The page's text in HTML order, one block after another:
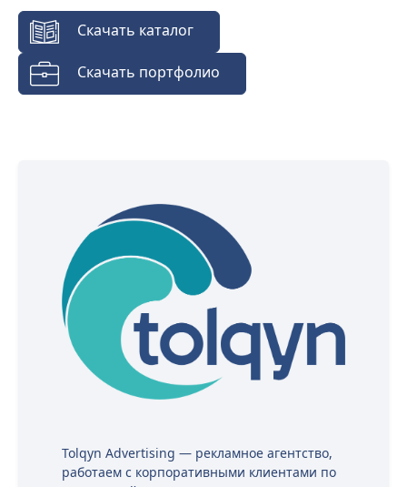
Скачать каталог
Скачать портфолио
Tolqyn Advertising — рекламное агентство,
работаем с корпоративными клиентами по